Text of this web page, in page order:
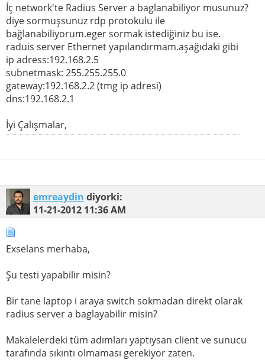
İç network'te Radius Server a baglanabiliyor musunuz?
diye sormuşsunuz rdp protokulu ile
bağlanabiliyorum.eger sormak istediğiniz bu ise.
raduis server Ethernet yapılandırmam.aşağıdaki gibi
ip adress:192.168.2.5
subnetmask: 255.255.255.0
gateway:192.168.2.2 (tmg ip adresi)
dns:192.168.2.1
İyi Çalışmalar,
emreaydin diyorki:
11-21-2012 11:36 AM
Exselans merhaba,
Şu testi yapabilir misin?
Bir tane laptop i araya switch sokmadan direkt olarak
radius server a baglayabilir misin?
Makalelerdeki tüm adımları yaptıysan client ve sunucu
tarafında sıkıntı olmaması gerekiyor zaten.